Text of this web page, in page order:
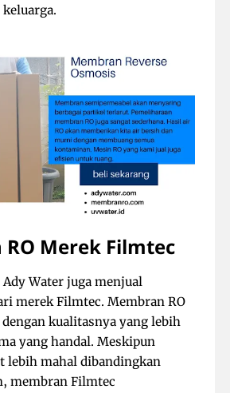
Merek Filmtec
Water juga menjual
merek Filmtec. Membran RO
kualitasnya yang lebih
yang handal. Meskipun
lebih mahal dibandingkan
membran Filmtec